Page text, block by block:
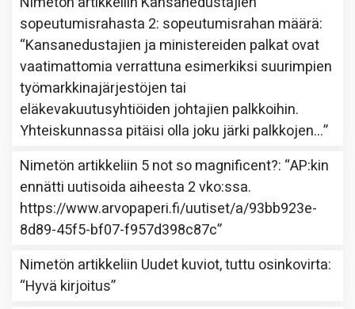
sopeutumisrahasta 2: sopeutumisrahan määrä:
“Kansanedustajien ja ministereiden palkat ovat
vaatimattomia verrattuna esimerkiksi suurimpien
työmarkkinajärjestöjen tai
eläkevakuutusyhtiöiden johtajien palkkoihin.
Yhteiskunnassa pitäisi olla joku järki palkkojen…”
Nimetön artikkeliin 5 not so magnificent?: “AP:kin
ennätti uutisoida aiheesta 2 vko:ssa.
https://www.arvopaperi.fi/uutiset/a/93bb923e-
8d89-45f5-bf07-f957d398c87c”
Nimetön artikkeliin Uudet kuviot, tuttu osinkovirta:
“Hyvä kirjoitus”